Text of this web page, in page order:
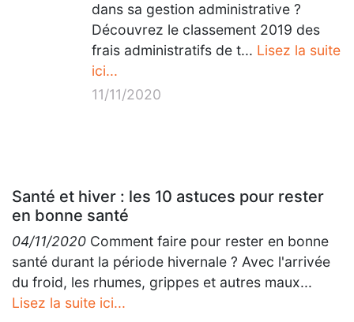
dans sa gestion administrative ?
Découvrez le classement 2019 des
frais administratifs de t... Lisez la suite
ici...
11/11/2020
Santé et hiver : les 10 astuces pour rester
en bonne santé
04/11/2020 Comment faire pour rester en bonne
santé durant la période hivernale ? Avec l'arrivée
du froid, les rhumes, grippes et autres maux...
Lisez la suite ici...